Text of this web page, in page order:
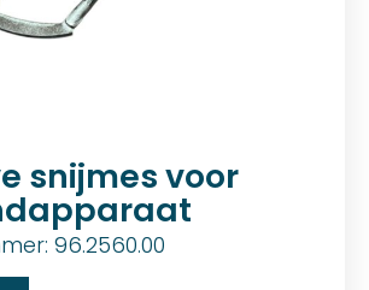
snijmes voor
96.2560.00